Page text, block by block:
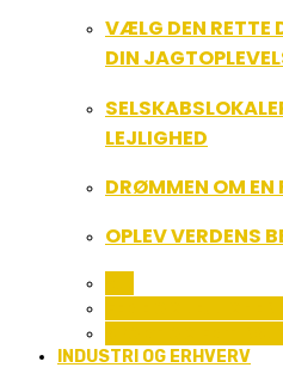
VÆLG DEN RETTE
DIN
LEJLIGHED
DRØMMEN OM EN
OPLEV VERDENS
INDUSTRI OG ERHVERV